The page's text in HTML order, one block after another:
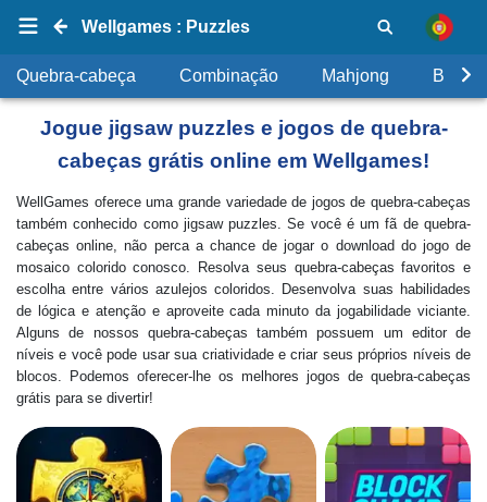
Jogue jigsaw puzzles e jogos de quebra-
cabeças grátis online em Wellgames!
WellGames oferece uma grande variedade de jogos de quebra-cabeças
também conhecido como jigsaw puzzles. Se você é um fã de quebra-
cabeças online, não perca a chance de jogar o download do jogo de
mosaico colorido conosco. Resolva seus quebra-cabeças favoritos e
escolha entre vários azulejos coloridos. Desenvolva suas habilidades
de lógica e atenção e aproveite cada minuto da jogabilidade viciante.
Alguns de nossos quebra-cabeças também possuem um editor de
níveis e você pode usar sua criatividade e criar seus próprios níveis de
blocos. Podemos oferecer-lhe os melhores jogos de quebra-cabeças
grátis para se divertir!
Wellgames : Puzzles
Quebra-cabeça Combinação Mahjong Bolhas